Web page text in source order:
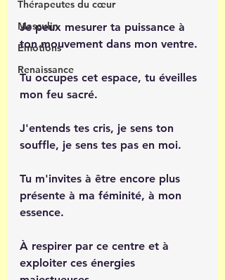
Thérapeutes du cœur
Masculin
Émotions
Renaissance
Je peux mesurer ta puissance à
ton mouvement dans mon ventre.
Tu occupes cet espace, tu éveilles
mon feu sacré.
J'entends tes cris, je sens ton
souffle, je sens tes pas en moi.
Tu m'invites à être encore plus
présente à ma féminité, à mon
essence.
À respirer par ce centre et à
exploiter ces énergies